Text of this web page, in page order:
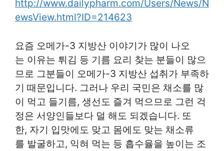
http://www.dailypharm.com/Users/News/N
ewsView.html?ID=214623
요즘 오메가-3 지방산 이야기가 많이 나오
는 이유는 튀김 등 기름 요리 찾는 분들이 많으
므로 그분들이 오메가-3 지방산 섭취가 부족하
기 때문입니다. 그러나 우리 국민은 채소를 많
이 먹고 들기름, 생선도 즐겨 먹으므로 그런 걱
정은 서양인들보다 덜 해도 되겠습니다. 또
한, 자기 입맛에도 맞고 몸에도 맞는 채소류
를 발굴하고, 익혀 먹는 등 흡수율을 높이는 조